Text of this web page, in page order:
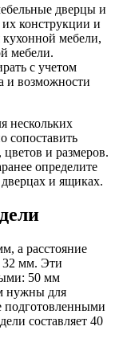
дверцы и
конструкции и
кухонной мебели,
мебели.
с учетом
и возможности
нескольких
сопоставить
и размеров.
определите
и ящиках.
а расстояние
32 мм. Эти
50 мм
нужны для
подготовленными
составляет 40